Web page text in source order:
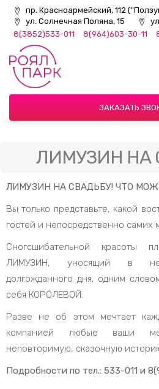
пр. Красноармейский, 112
ул. Солнечная Поляна, 15
8(3852)533-011
8(964)603-30-11
ЗАКАЗАТЬ
ЛИМУЗИН НА
ЛИМУЗИН НА СВАДЬБУ! ЧТО
Вы только представьте, какой
гостей и непосредственно самих
Сногсшибательной красоты
ЛИМУЗИН, уносящий в
долгожданного дня, одним
себя КОРОЛЕВОЙ.
Разве не об этом мечтает
компанией любые ваши
неповторимую, сказочную
Подробности по тел.: 533-011 и